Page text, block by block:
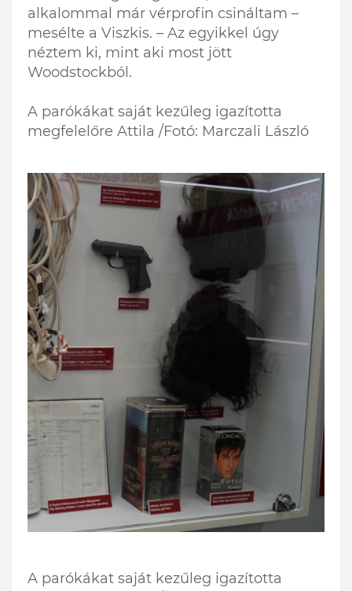
alkalommal már vérprofin csináltam –
mesélte a Viszkis. – Az egyikkel úgy
néztem ki, mint aki most jött
Woodstockból.
A parókákat saját kezűleg igazította
megfelelőre Attila /Fotó: Marczali László
A parókákat saját kezűleg igazította